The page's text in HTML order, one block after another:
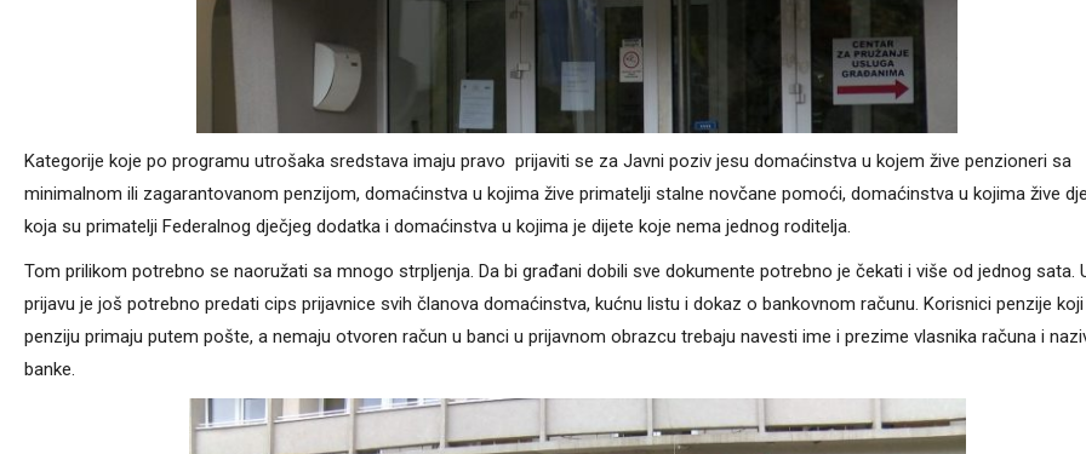
Kategorije koje po programu utrošaka sredstava imaju pravo prijaviti se za Javni poziv jesu domaćinstva u kojem žive penzioneri sa
minimalnom ili zagarantovanom penzijom, domaćinstva u kojima žive primatelji stalne novčane pomoći, domaćinstva u kojima žive
koja su primatelji Federalnog dječjeg dodatka i domaćinstva u kojima je dijete koje nema jednog roditelja.
Tom prilikom potrebno se naoružati sa mnogo strpljenja. Da bi građani dobili sve dokumente potrebno je čekati i više od jednog sata.
prijavu je još potrebno predati cips prijavnice svih članova domaćinstva, kućnu listu i dokaz o bankovnom računu. Korisnici penzije koji
penziju primaju putem pošte, a nemaju otvoren račun u banci u prijavnom obrazcu trebaju navesti ime i prezime vlasnika računa i
banke.